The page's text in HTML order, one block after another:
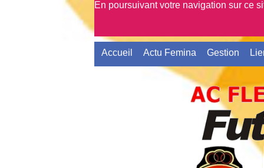
En poursuivant votre navigation sur ce
Accueil Actu Femina Gestion